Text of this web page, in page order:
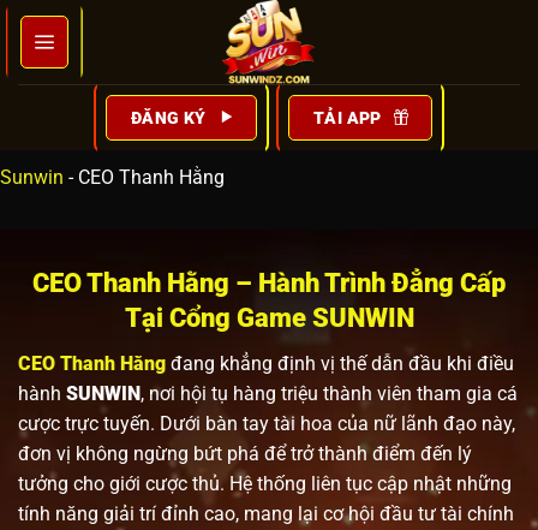
Bỏ
nội
ĐĂNG KÝ TẢI APP
Sunwin - CEO Thanh Hằng
CEO Thanh Hằng – Hành Trình Đẳng Cấp
Tại Cổng Game SUNWIN
CEO Thanh Hằng đang khẳng định vị thế dẫn đầu khi điều
hành SUNWIN, nơi hội tụ hàng triệu thành viên tham gia cá
cược trực tuyến. Dưới bàn tay tài hoa của nữ lãnh đạo này,
đơn vị không ngừng bứt phá để trở thành điểm đến lý
tưởng cho giới cược thủ. Hệ thống liên tục cập nhật những
tính năng giải trí đỉnh cao, mang lại cơ hội đầu tư tài chính